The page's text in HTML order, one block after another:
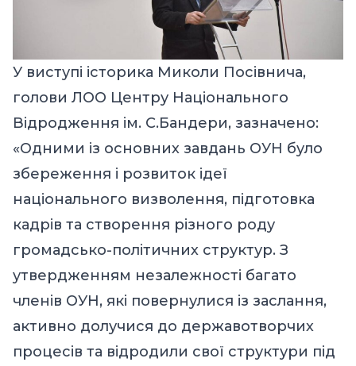
У виступі історика Миколи Посівнича,
голови ЛОО Центру Національного
Відродження ім. С.Бандери, зазначено:
«Одними із основних завдань ОУН було
збереження і розвиток ідеї
національного визволення, підготовка
кадрів та створення різного роду
громадсько-політичних структур. З
утвердженням незалежності багато
членів ОУН, які повернулися із заслання,
активно долучися до державотворчих
процесів та відродили свої структури під